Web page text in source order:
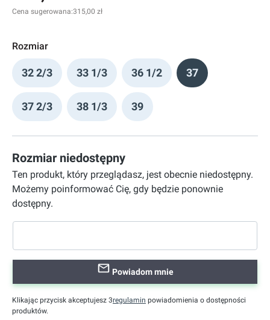
Cena sugerowana:315,00 zł
Rozmiar
32 2/3 33 1/3 36 1/2 37
37 2/3 38 1/3 39
Rozmiar niedostępny
Ten produkt, który przeglądasz, jest obecnie niedostępny.
Możemy poinformować Cię, gdy będzie ponownie
dostępny.
Powiadom mnie
Klikając przycisk akceptujesz 3regulamin powiadomienia o dostępności
produktów.